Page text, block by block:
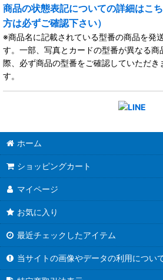
商品の状態表記についての詳細はこ
方は必ずご確認下さい）
※商品名に記載されている型番の商品を発
す。一部、写真とカードの型番が異なる
際、必ず商品の型番をご確認していただき
す。
ホーム
ショッピングカート
マイページ
お気に入り
最近チェックしたアイテム
当サイトの画像やデータの利用につい